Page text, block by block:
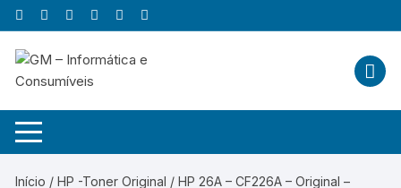
Skip
to
content
Início /HP -Toner Original / HP 26A – CF226A – Original –